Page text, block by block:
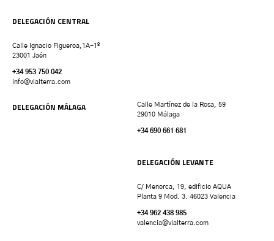
DELEGACIÓN CENTRAL
Calle Ignacio Figueroa,1A-1º
23001 Jaén
+34 953 750 042
info@vialterra.com
DELEGACIÓN MÁLAGA
Calle Martínez de la Rosa, 59
29010 Málaga
+34 690 661 681
DELEGACIÓN LEVANTE
C/ Menorca, 19, edificio AQUA
Planta 9 Mod. 3. 46023 Valencia
+34 962 438 985
valencia@vialterra.com